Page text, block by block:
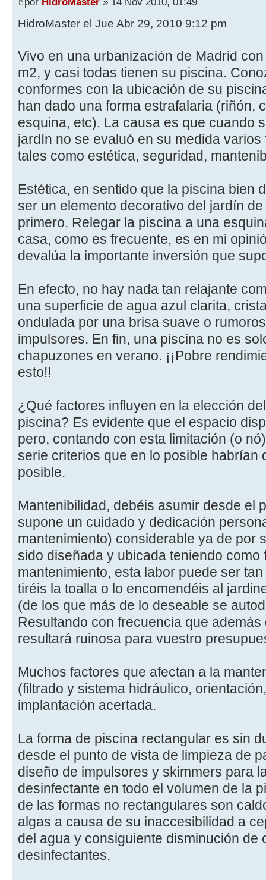
HidroMaster el Jue Abr 29, 2010 9:12 pm
Vivo en una urbanización de Madrid
m2, y casi todas tienen su piscina.
conformes con la ubicación de su
han dado una forma estrafalaria (riñón,
esquina, etc). La causa es que cuando
jardín no se evaluó en su medida
tales como estética, seguridad,
Estética, en sentido que la piscina bien
ser un elemento decorativo del jardín
primero. Relegar la piscina a una
casa, como es frecuente, es en mi
devalúa la importante inversión que
En efecto, no hay nada tan relajante
una superficie de agua azul clarita,
ondulada por una brisa suave o
impulsores. En fin, una piscina no es
chapuzones en verano. ¡¡Pobre
esto!!
¿Qué factores influyen en la elección
piscina? Es evidente que el espacio
pero, contando con esta limitación (o
serie criterios que en lo posible habrían
posible.
Mantenibilidad, debéis asumir desde el
supone un cuidado y dedicación
mantenimiento) considerable ya de por
sido diseñada y ubicada teniendo como
mantenimiento, esta labor puede ser
tiréis la toalla o lo encomendéis al
(de los que más de lo deseable se
Resultando con frecuencia que
resultará ruinosa para vuestro
Muchos factores que afectan a la
(filtrado y sistema hidráulico,
implantación acertada.
La forma de piscina rectangular es sin
desde el punto de vista de limpieza de
diseño de impulsores y skimmers para
desinfectante en todo el volumen de la
de las formas no rectangulares son
algas a causa de su inaccesibilidad a
del agua y consiguiente disminución de
desinfectantes.